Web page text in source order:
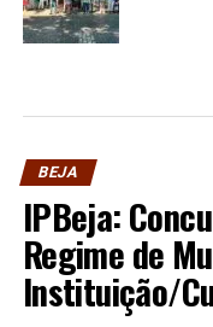
BEJA
IPBeja:
Regime de
Instituição/